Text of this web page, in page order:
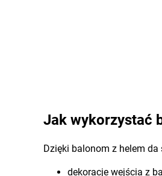
Jak wykorzystać
Dzięki balonom z helem
dekoracje wejścia z